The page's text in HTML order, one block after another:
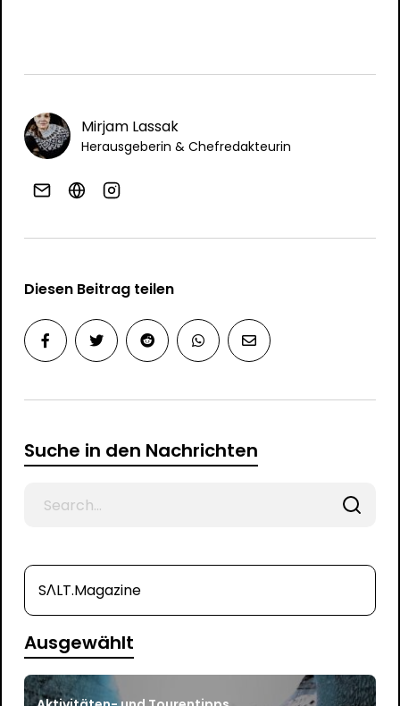
Mirjam Lassak
Herausgeberin & Chefredakteurin
Diesen Beitrag teilen
Suche in den Nachrichten
SΛLT.Magazine
Ausgewählt